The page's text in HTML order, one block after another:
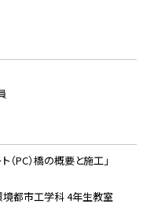
（PC）橋の概要と施工」
都市工学科 4年生教室